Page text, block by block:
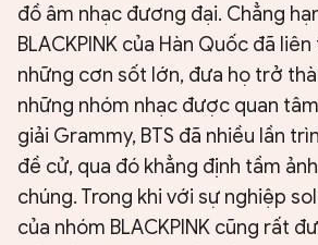
đồ âm nhạc đương đại. Chẳng
BLACKPINK của Hàn Quốc đã
những cơn sốt lớn, đưa họ trở
những nhóm nhạc được quan
giải Grammy, BTS đã nhiều lần
đề cử, qua đó khẳng định tầm
chúng. Trong khi với sự nghiệp
của nhóm BLACKPINK cũng rất